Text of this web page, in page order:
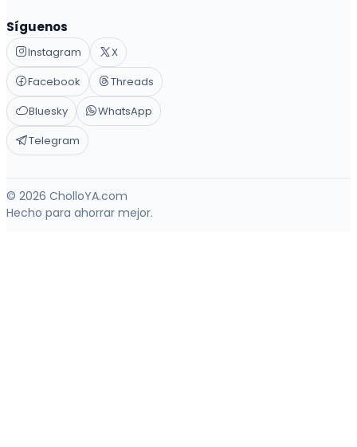
Síguenos
Instagram
X
Facebook
Threads
Bluesky
WhatsApp
Telegram
© 2026 CholloYA.com
Hecho para ahorrar mejor.